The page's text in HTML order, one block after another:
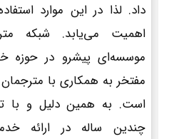
داد. لذا در این موارد
اهمیت می‌یابد. شبکه
موسسه‌ای پیشرو در حوزه
مفتخر به همکاری با
است. به همین دلیل و با
چندین ساله در ارائه